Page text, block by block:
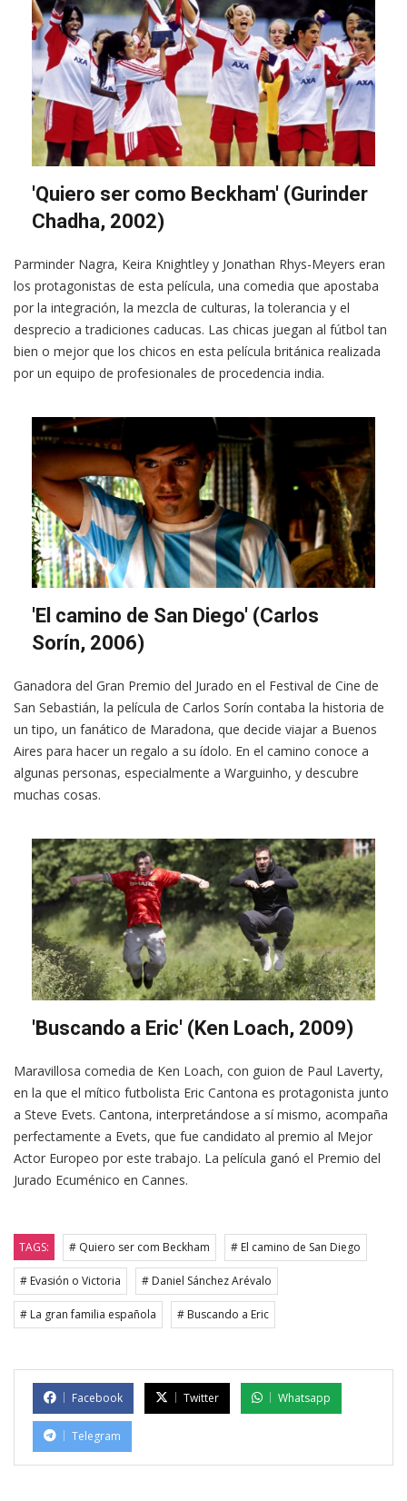
'Quiero ser como Beckham' (Gurinder
Chadha, 2002)
Parminder Nagra, Keira Knightley y Jonathan Rhys-Meyers eran
los protagonistas de esta película, una comedia que apostaba
por la integración, la mezcla de culturas, la tolerancia y el
desprecio a tradiciones caducas. Las chicas juegan al fútbol tan
bien o mejor que los chicos en esta película británica realizada
por un equipo de profesionales de procedencia india.
'El camino de San Diego' (Carlos
Sorín, 2006)
Ganadora del Gran Premio del Jurado en el Festival de Cine de
San Sebastián, la película de Carlos Sorín contaba la historia de
un tipo, un fanático de Maradona, que decide viajar a Buenos
Aires para hacer un regalo a su ídolo. En el camino conoce a
algunas personas, especialmente a Warguinho, y descubre
muchas cosas.
'Buscando a Eric' (Ken Loach, 2009)
Maravillosa comedia de Ken Loach, con guion de Paul Laverty,
en la que el mítico futbolista Eric Cantona es protagonista junto
a Steve Evets. Cantona, interpretándose a sí mismo, acompaña
perfectamente a Evets, que fue candidato al premio al Mejor
Actor Europeo por este trabajo. La película ganó el Premio del
Jurado Ecuménico en Cannes.
TAGS: # Quiero ser com Beckham # El camino de San Diego
# Evasión o Victoria # Daniel Sánchez Arévalo
# La gran familia española # Buscando a Eric
Facebook Twitter Whatsapp
Telegram